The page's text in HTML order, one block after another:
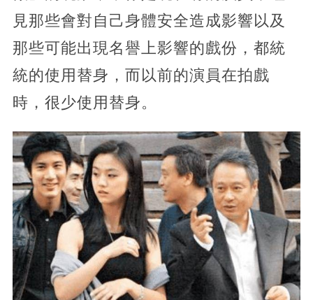
見那些會對自己身體安全造成影響以及
那些可能出現名譽上影響的戲份，都統
統的使用替身，而以前的演員在拍戲
時，很少使用替身。